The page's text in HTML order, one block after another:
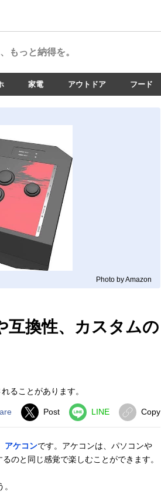
もっと納得を。
家電 アウトドア フード
Photo by Amazon
互換性、カスタムの
ることがあります。
Post LINE Copy
アケコンです。アケコンは、パソコンや
のと同じ感覚で楽しむことができます。